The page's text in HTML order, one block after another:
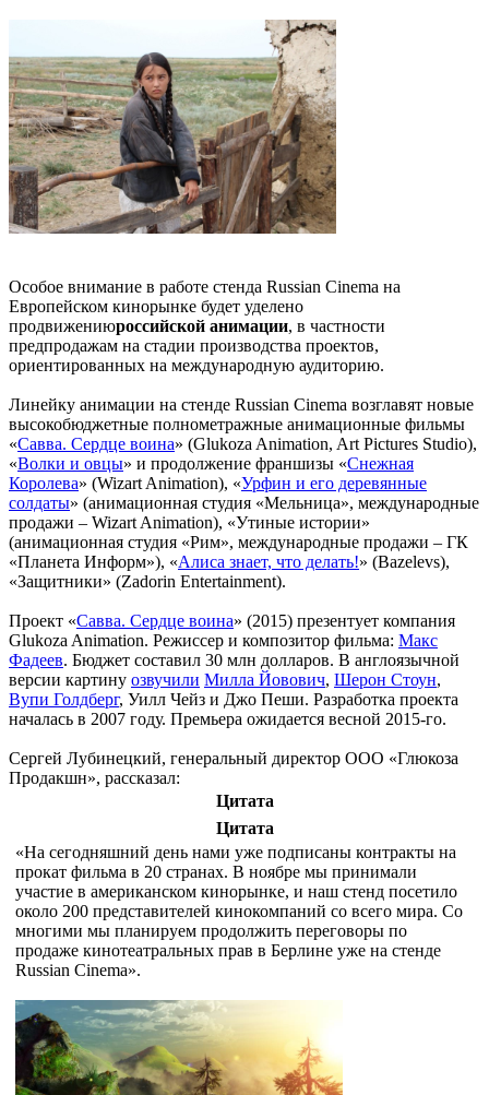
Особое внимание в работе стенда Russian Cinema на
Европейском кинорынке будет уделено
продвижениюроссийской анимации, в частности
предпродажам на стадии производства проектов,
ориентированных на международную аудиторию.
Линейку анимации на стенде Russian Cinema возглавят новые
высокобюджетные полнометражные анимационные фильмы
«Савва. Сердце воина» (Glukoza Animation, Art Pictures Studio),
«Волки и овцы» и продолжение франшизы «Снежная
Королева» (Wizart Animation), «Урфин и его деревянные
солдаты» (анимационная студия «Мельница», международные
продажи – Wizart Animation), «Утиные истории»
(анимационная студия «Рим», международные продажи – ГК
«Планета Информ»), «Алиса знает, что делать!» (Bazelevs),
«Защитники» (Zadorin Entertainment).
Проект «Савва. Сердце воина» (2015) презентует компания
Glukoza Animation. Режиссер и композитор фильма: Макс
Фадеев. Бюджет составил 30 млн долларов. В англоязычной
версии картину озвучили Милла Йовович, Шерон Стоун,
Вупи Голдберг, Уилл Чейз и Джо Пеши. Разработка проекта
началась в 2007 году. Премьера ожидается весной 2015-го.
Сергей Лубинецкий, генеральный директор ООО «Глюкоза
Продакшн», рассказал:
Цитата
Цитата
«На сегодняшний день нами уже подписаны контракты на
прокат фильма в 20 странах. В ноябре мы принимали
участие в американском кинорынке, и наш стенд посетило
около 200 представителей кинокомпаний со всего мира. Со
многими мы планируем продолжить переговоры по
продаже кинотеатральных прав в Берлине уже на стенде
Russian Cinema».